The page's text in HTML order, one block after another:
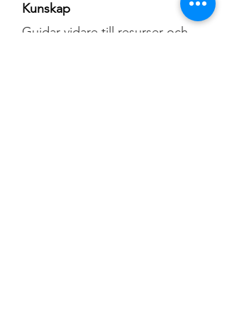
Kunskap
Guidar vidare till resurser och